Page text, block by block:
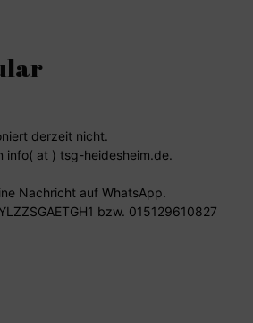
derzeit nicht.
info( at ) tsg-heidesheim.de.